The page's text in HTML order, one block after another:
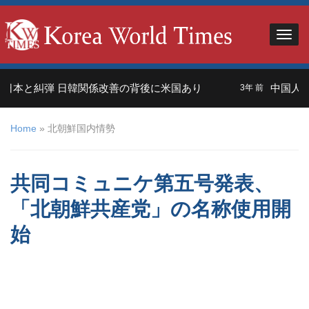
と糾弾 日韓関係改善の背後に米国あり 3年 前 中国人観
Home » 北朝鮮国内情勢
共同コミュニケ第五号発表、
「北朝鮮共産党」の名称使用開
始